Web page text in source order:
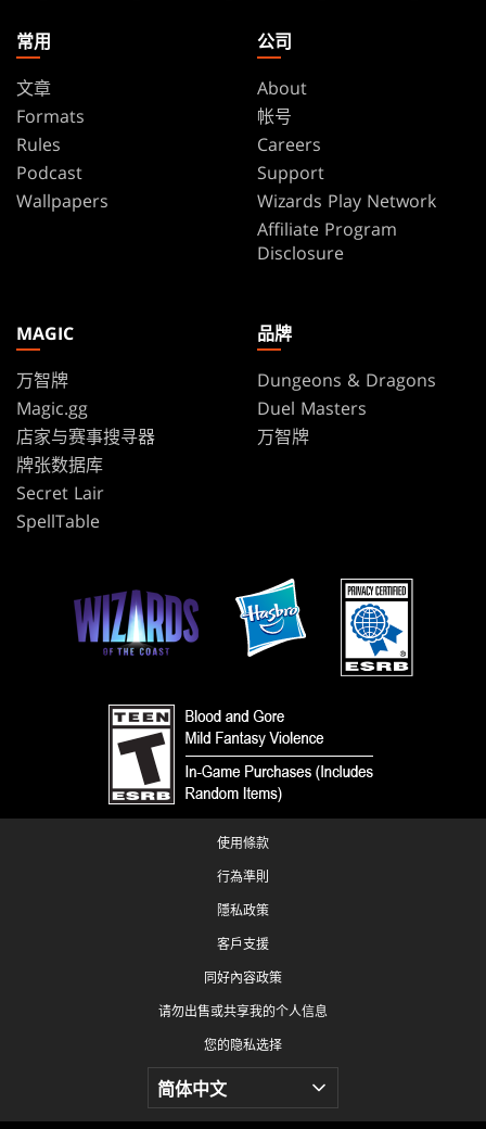
常用
文章
Formats
Rules
Podcast
Wallpapers
公司
About
帐号
Careers
Support
Wizards Play Network
Affiliate Program
Disclosure
MAGIC
万智牌
Magic.gg
店家与赛事搜寻器
牌张数据库
Secret Lair
SpellTable
品牌
Dungeons & Dragons
Duel Masters
万智牌
使用條款
行為準則
隱私政策
客戶支援
同好內容政策
请勿出售或共享我的个人信息
您的隐私选择